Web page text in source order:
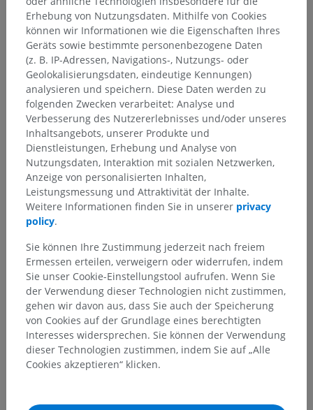
Menschlicher Körper> Muskuloskelettale Systeme
Muskelsystem> Muskeln>
Vielfachgefiederter Muskel
Darunterliegende Strukturen:Für dieses anatomische
Teil gibt es keine zugehörigen Strukturen
Anatomie des Menschen 1
Vergleichende Anatomie bei Tieren
Übersetzungen
Sie haben einen Fehler gefunden?
Sie können gerne eine Berichtigung, Übersetzung oder
inhaltliche Verbesserung vorschlagen.
Erhebung von Nutzungsdaten. Mithilfe von Cookies
können wir Informationen wie die Eigenschaften Ihres
Geräts sowie bestimmte personenbezogene Daten
(z. B. IP-Adressen, Navigations-, Nutzungs- oder
Geolokalisierungsdaten, eindeutige Kennungen)
analysieren und speichern. Diese Daten werden zu
folgenden Zwecken verarbeitet: Analyse und
Verbesserung des Nutzererlebnisses und/oder unseres
Inhaltsangebots, unserer Produkte und
Dienstleistungen, Erhebung und Analyse von
Nutzungsdaten, Interaktion mit sozialen Netzwerken,
Anzeige von personalisierten Inhalten,
Leistungsmessung und Attraktivität der Inhalte.
Weitere Informationen finden Sie in unserer privacy
policy.
Sie können Ihre Zustimmung jederzeit nach freiem
Ermessen erteilen, verweigern oder widerrufen, indem
Sie unser Cookie-Einstellungstool aufrufen. Wenn Sie
der Verwendung dieser Technologien nicht zustimmen,
gehen wir davon aus, dass Sie auch der Speicherung
von Cookies auf der Grundlage eines berechtigten
Interesses widersprechen. Sie können der Verwendung
dieser Technologien zustimmen, indem Sie auf „Alle
Cookies akzeptieren“ klicken.